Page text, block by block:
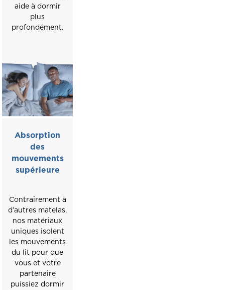
aide à dormir
plus
profondément.
Absorption
des
mouvements
supérieure
Contrairement à
d’autres matelas,
nos matériaux
uniques isolent
les mouvements
du lit pour que
vous et votre
partenaire
puissiez dormir